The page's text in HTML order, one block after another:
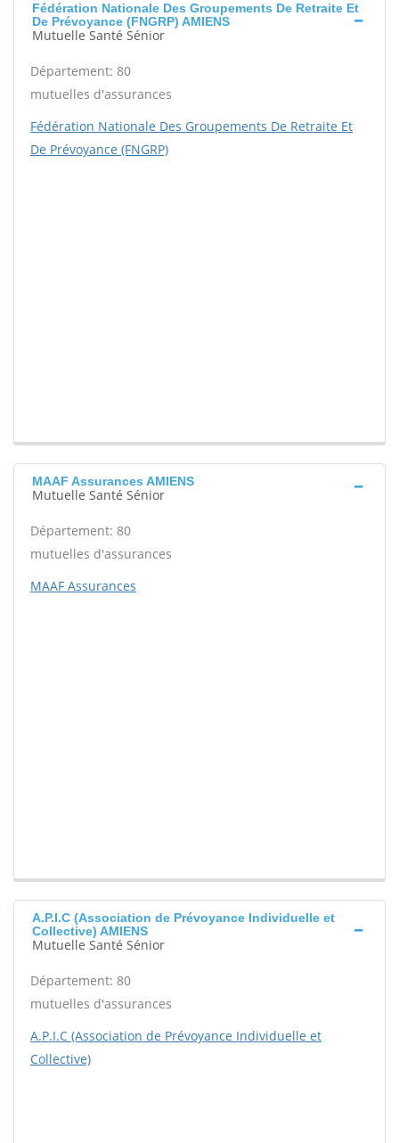
Fédération Nationale Des Groupements De Retraite Et
De Prévoyance (FNGRP) AMIENS
Mutuelle Santé Sénior
Département: 80
mutuelles d'assurances
Fédération Nationale Des Groupements De Retraite Et
De Prévoyance (FNGRP)
MAAF Assurances AMIENS
Mutuelle Santé Sénior
Département: 80
mutuelles d'assurances
MAAF Assurances
A.P.I.C (Association de Prévoyance Individuelle et
Collective) AMIENS
Mutuelle Santé Sénior
Département: 80
mutuelles d'assurances
A.P.I.C (Association de Prévoyance Individuelle et
Collective)